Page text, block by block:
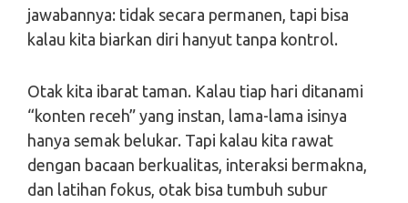
jawabannya: tidak secara permanen, tapi bisa
kalau kita biarkan diri hanyut tanpa kontrol.
Otak kita ibarat taman. Kalau tiap hari ditanami
“konten receh” yang instan, lama-lama isinya
hanya semak belukar. Tapi kalau kita rawat
dengan bacaan berkualitas, interaksi bermakna,
dan latihan fokus, otak bisa tumbuh subur